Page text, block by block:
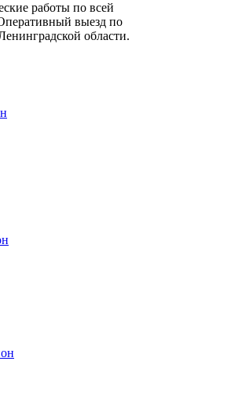
работы по всей
выезд по
области.